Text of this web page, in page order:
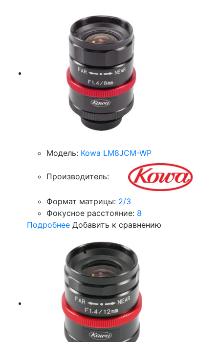
Модель: Kowa LM8JCM-WP
Производитель:
Формат матрицы: 2/3
Фокусное расстояние: 8
Подробнее Добавить к сравнению